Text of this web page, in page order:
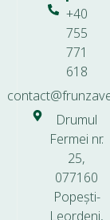
+40
755
771
618
Drumul
Fermei nr.
25,
077160
Popești-
Leordeni,